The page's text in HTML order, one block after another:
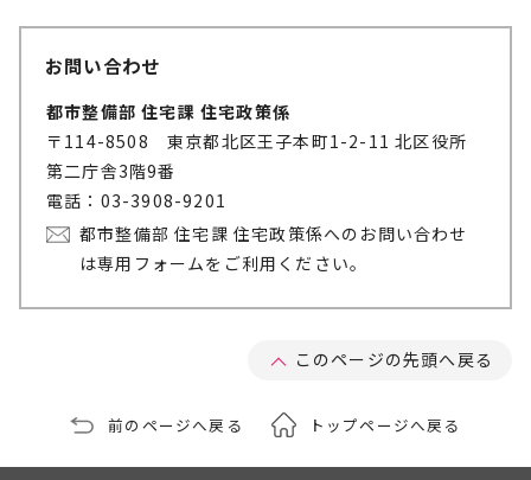
お問い合わせ
都市整備部 住宅課 住宅政策係
〒114-8508 東京都北区王子本町1-2-11 北区役所
第二庁舎3階9番
電話：03-3908-9201
都市整備部 住宅課 住宅政策係へのお問い合わせ
は専用フォームをご利用ください。
このページの先頭へ戻る
前のページへ戻る トップページへ戻る